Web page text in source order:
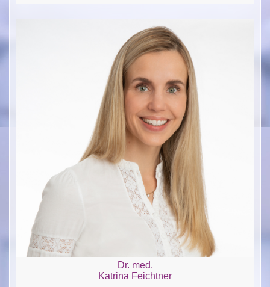
Dr. med.
Katrina Feichtner